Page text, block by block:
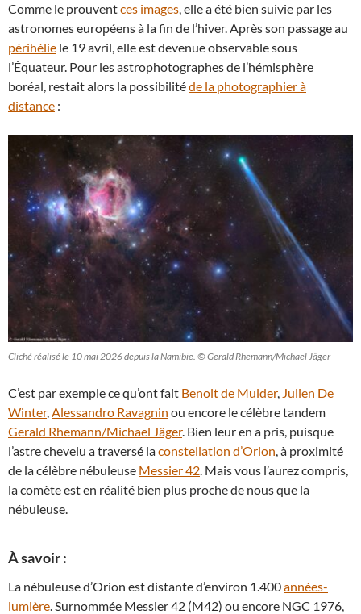
Comme le prouventces images, elle a été bien suivie par les
astronomes européens à la fin de l’hiver. Après son passage au
périhélie le 19 avril, elle est devenue observable sous
l’Équateur. Pour les astrophotographes de l’hémisphère
boréal, restait alors la possibilitéde la photographier à
distance :
Cliché réalisé le 10 mai 2026 depuis la Namibie. © Gerald Rhemann/Michael Jäger
C’est par exemple ce qu’ont fait Benoit de Mulder, Julien De
Winter, Alessandro Ravagnin ou encore le célèbre tandem
Gerald Rhemann/Michael Jäger. Bien leur en a pris, puisque
l’astre chevelu a traversé laconstellation d’Orion , à proximité
de la célèbre nébuleuse Messier 42 . Mais vous l’aurez compris,
la comète est en réalité bien plus proche de nous que la
nébuleuse.
À savoir :
La nébuleuse d’Orion est distante d’environ 1.400années-
lumière . Surnommée Messier 42 (M42) ou encore NGC 1976,